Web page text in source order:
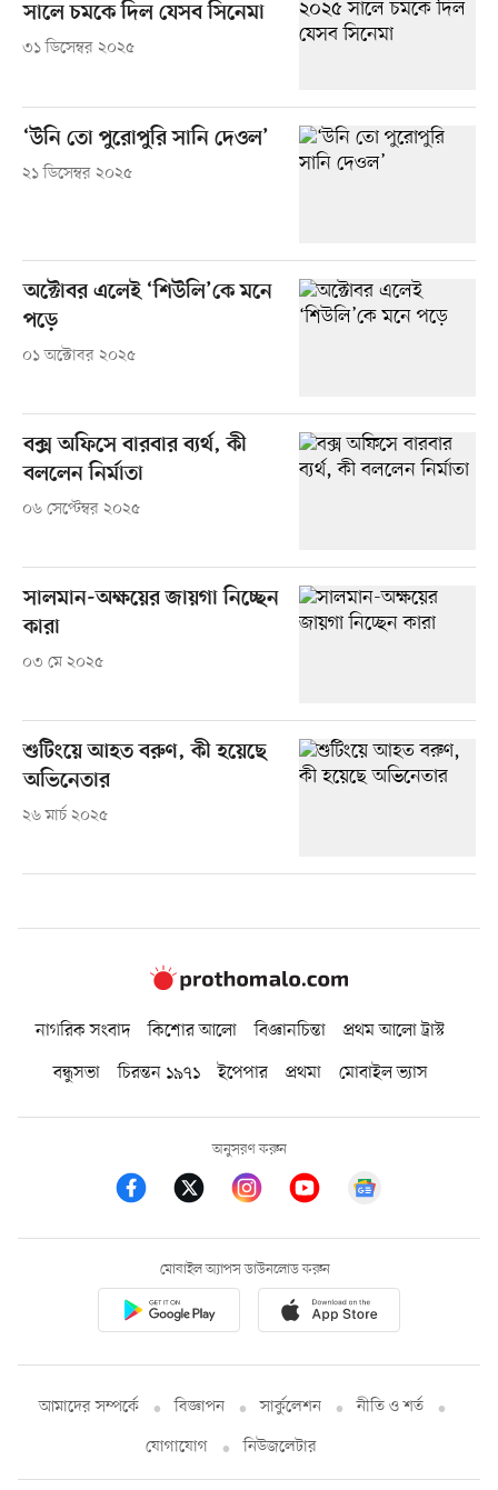
সালে চমকে দিল যেসব সিনেমা
৩১ ডিসেম্বর ২০২৫
‘উনি তো পুরোপুরি সানি দেওল’
২১ ডিসেম্বর ২০২৫
অক্টোবর এলেই ‘শিউলি’কে মনে
পড়ে
০১ অক্টোবর ২০২৫
বক্স অফিসে বারবার ব্যর্থ, কী
বললেন নির্মাতা
০৬ সেপ্টেম্বর ২০২৫
সালমান-অক্ষয়ের জায়গা নিচ্ছেন
কারা
০৩ মে ২০২৫
শুটিংয়ে আহত বরুণ, কী হয়েছে
অভিনেতার
২৬ মার্চ ২০২৫
নাগরিক সংবাদ কিশোর আলো বিজ্ঞানচিন্তা
প্রথম আলো ট্রাস্ট
বন্ধুসভা
চিরন্তন ১৯৭১ ইপেপার প্রথমা মোবাইল ভ্যাস
অনুসরণ করুন
মোবাইল অ্যাপস ডাউনলোড করুন
আমাদের সম্পর্কে বিজ্ঞাপন সার্কুলেশন
নীতি ও শর্ত
যোগাযোগ
নিউজলেটার